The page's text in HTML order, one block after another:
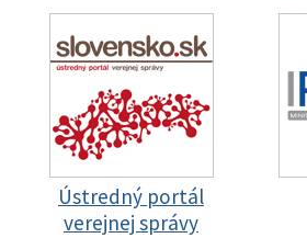
Ústredný portál
verejnej správy